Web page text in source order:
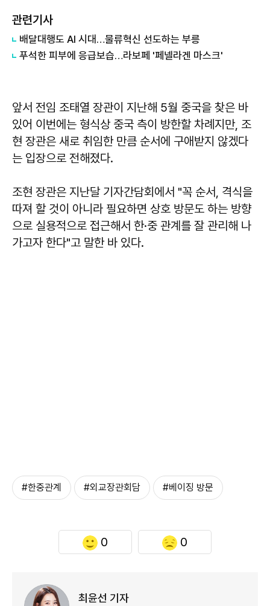
관련기사
배달대행도 AI 시대…물류혁신 선도하는 부릉
푸석한 피부에 응급보습…라보페 '페넬라겐 마스크'
앞서 전임 조태열 장관이 지난해 5월 중국을 찾은 바
있어 이번에는 형식상 중국 측이 방한할 차례지만, 조
현 장관은 새로 취임한 만큼 순서에 구애받지 않겠다
는 입장으로 전해졌다.
조현 장관은 지난달 기자간담회에서 "꼭 순서, 격식을
따져 할 것이 아니라 필요하면 상호 방문도 하는 방향
으로 실용적으로 접근해서 한·중 관계를 잘 관리해 나
가고자 한다"고 말한 바 있다.
#한중관계 #외교장관회담 #베이징 방문
0 0
최윤선 기자